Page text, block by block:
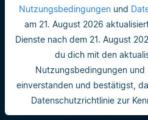
Nutzungsbedingungen und
am 21. August 2026
Dienste nach dem 21. August
du dich mit den
Nutzungsbedingungen
einverstanden und bestätigst,
Datenschutzrichtlinie zur
Do not sell or share